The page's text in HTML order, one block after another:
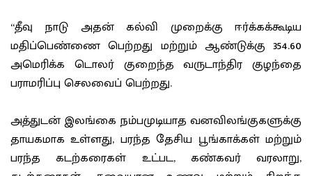
“தீவு நாடு அதன் கல்வி முறைக்கு ஈர்க்கக்கூடிய
மதிப்பெண்ணை பெற்றது மற்றும் ஆண்டுக்கு 354.60
அமெரிக்க டொலர் குறைந்த வருடாந்திர குழந்தை
பராமரிப்பு செலவைப் பெற்றது.
அத்துடன் இலங்கை நம்பமுடியாத வனவிலங்குகளுக்கு
தாயகமாக உள்ளது, பரந்த தேசிய பூங்காக்கள் மற்றும்
பரந்த கடற்கரைகள் உட்பட, கண்கவர் வரலாறு,